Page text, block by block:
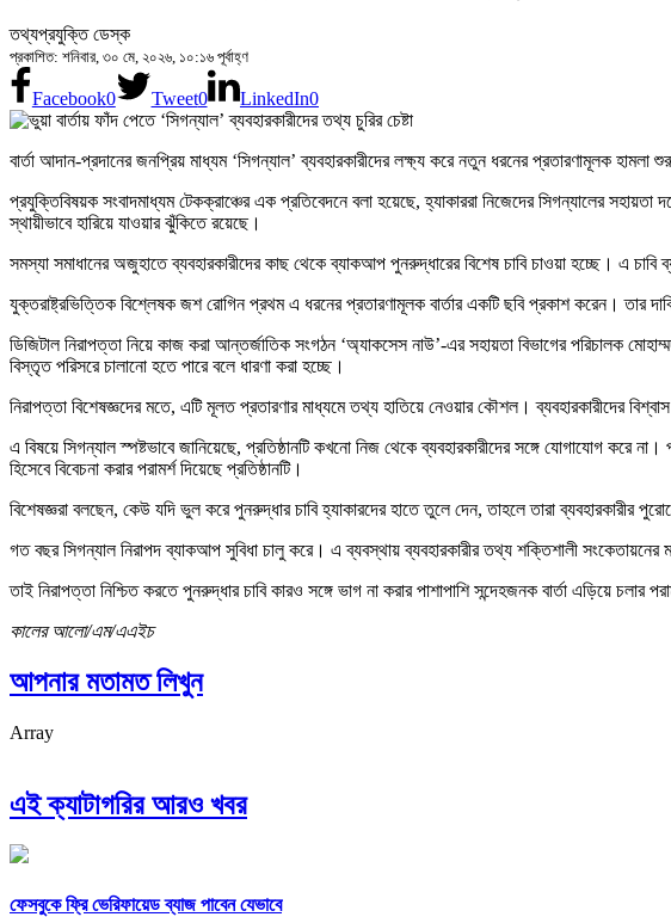
তথ্যপ্রযুক্তি ডেস্ক
প্রকাশিত: শনিবার, ৩০ মে, ২০২৬, ১০:১৬ পূর্বাহ্ণ
Facebook0 Tweet0 LinkedIn0
বার্তা আদান-প্রদানের জনপ্রিয় মাধ্যম ‘সিগন্যাল’ ব্যবহারকারীদের লক্ষ্য করে নতুন ধরনের প্রতারণামূলক হামলা
প্রযুক্তিবিষয়ক সংবাদমাধ্যম টেকক্রাঞ্চের এক প্রতিবেদনে বলা হয়েছে, হ্যাকাররা নিজেদের সিগন্যালের সহায়তা
স্থায়ীভাবে হারিয়ে যাওয়ার ঝুঁকিতে রয়েছে।
সমস্যা সমাধানের অজুহাতে ব্যবহারকারীদের কাছ থেকে ব্যাকআপ পুনরুদ্ধারের বিশেষ চাবি চাওয়া হচ্ছে। এ
যুক্তরাষ্ট্রভিত্তিক বিশ্লেষক জশ রোগিন প্রথম এ ধরনের প্রতারণামূলক বার্তার একটি ছবি প্রকাশ করেন। তার
ডিজিটাল নিরাপত্তা নিয়ে কাজ করা আন্তর্জাতিক সংগঠন ‘অ্যাকসেস নাউ’-এর সহায়তা বিভাগের পরিচালক
বিস্তৃত পরিসরে চালানো হতে পারে বলে ধারণা করা হচ্ছে।
নিরাপত্তা বিশেষজ্ঞদের মতে, এটি মূলত প্রতারণার মাধ্যমে তথ্য হাতিয়ে নেওয়ার কৌশল। ব্যবহারকারীদের
এ বিষয়ে সিগন্যাল স্পষ্টভাবে জানিয়েছে, প্রতিষ্ঠানটি কখনো নিজ থেকে ব্যবহারকারীদের সঙ্গে যোগাযোগ করে
হিসেবে বিবেচনা করার পরামর্শ দিয়েছে প্রতিষ্ঠানটি।
বিশেষজ্ঞরা বলছেন, কেউ যদি ভুল করে পুনরুদ্ধার চাবি হ্যাকারদের হাতে তুলে দেন, তাহলে তারা ব্যবহারকারীর
গত বছর সিগন্যাল নিরাপদ ব্যাকআপ সুবিধা চালু করে। এ ব্যবস্থায় ব্যবহারকারীর তথ্য শক্তিশালী সংকেতায়নের
তাই নিরাপত্তা নিশ্চিত করতে পুনরুদ্ধার চাবি কারও সঙ্গে ভাগ না করার পাশাপাশি সন্দেহজনক বার্তা এড়িয়ে চলার
কালের আলো/এম/এএইচ
আপনার মতামত লিখুন
Array
এই ক্যাটাগরির আরও খবর
ফেসবুকে ফ্রি ভেরিফায়েড ব্যাজ পাবেন যেভাবে